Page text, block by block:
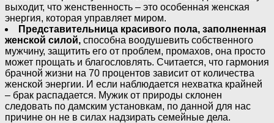
выходит, что женственность – это особенная женская
энергия, которая управляет миром.
Представительница красивого пола, заполненная
женской силой, способна воодушевить собственного
мужчину, защитить его от проблем, промахов, она просто
может прощать и благословлять. Считается, что гармония
брачной жизни на 70 процентов зависит от количества
женской энергии. И если наблюдается нехватка крайней
– брак распадается. Мужик от природы склонен
следовать по дамским установкам, по данной для нас
причине он не в силах надзирать семейные дела.